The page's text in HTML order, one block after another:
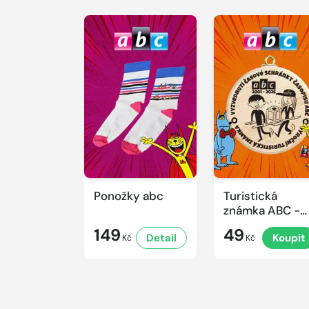
Ponožky abc
149 Kč Detail
Turistická
známka ABC -
schránka v ZOO
49 Kč Koupit